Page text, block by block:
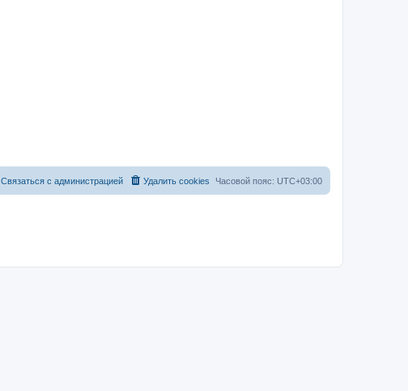
Часовой пояс: UTC+03:00
Удалить cookies
Связаться с администрацией